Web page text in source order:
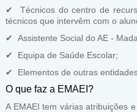
✔ Técnicos do centro de
técnicos que intervêm com o
✔ Assistente Social do AE -
✔ Equipa de Saúde Escolar;
✔ Elementos de outras
O que faz a EMAEI?
A EMAEI tem várias atribuições